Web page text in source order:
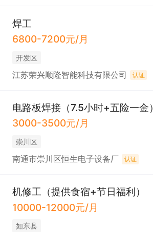
焊工
6800-7200元/月
开发区
江苏荣兴顺隆智能科技有限公司 认证
电路板焊接（7.5小时+五险一金）
3000-3500元/月
崇川区
南通市崇川区恒生电子设备厂 认证
机修工（提供食宿+节日福利）
10000-12000元/月
如东县